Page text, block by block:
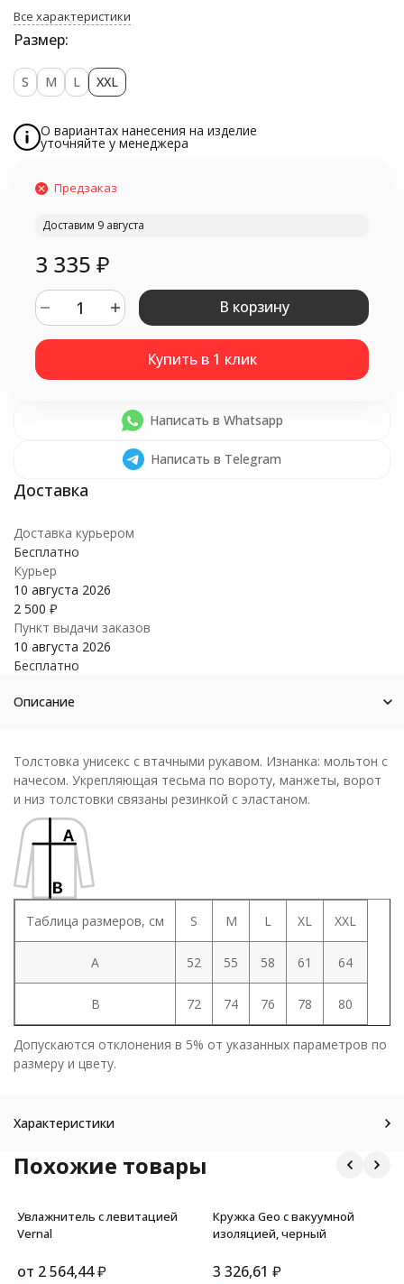
Все характеристики
Размер:
S M L XXL
О вариантах нанесения на изделие
уточняйте у менеджера
Предзаказ
Доставим 9 августа
3 335 ₽
В корзину
Написать в Whatsapp
Написать в Telegram
Доставка курьером
Бесплатно
Курьер
10 августа 2026
2 500 ₽
Пункт выдачи заказов
10 августа 2026
Бесплатно
Описание
Толстовка унисекс с втачными рукавом. Изнанка: мольтон с
начесом. Укрепляющая тесьма по вороту, манжеты, ворот
и низ толстовки связаны резинкой с эластаном.
Таблица размеров, см S M L XL XXL
A 52 55 58 61 64
B 72 74 76 78 80
Допускаются отклонения в 5% от указанных параметров по
размеру и цвету.
Характеристики
Похожие товары
Увлажнитель с левитацией
Vernal
от 2 564,44₽
Кружка Geo с вакуумной
изоляцией, черный
3 326,61 ₽